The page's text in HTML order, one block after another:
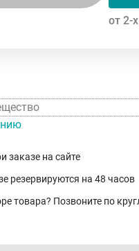
от 2-
заказе на сайте
резервируются на 48 часов
товара? Позвоните по